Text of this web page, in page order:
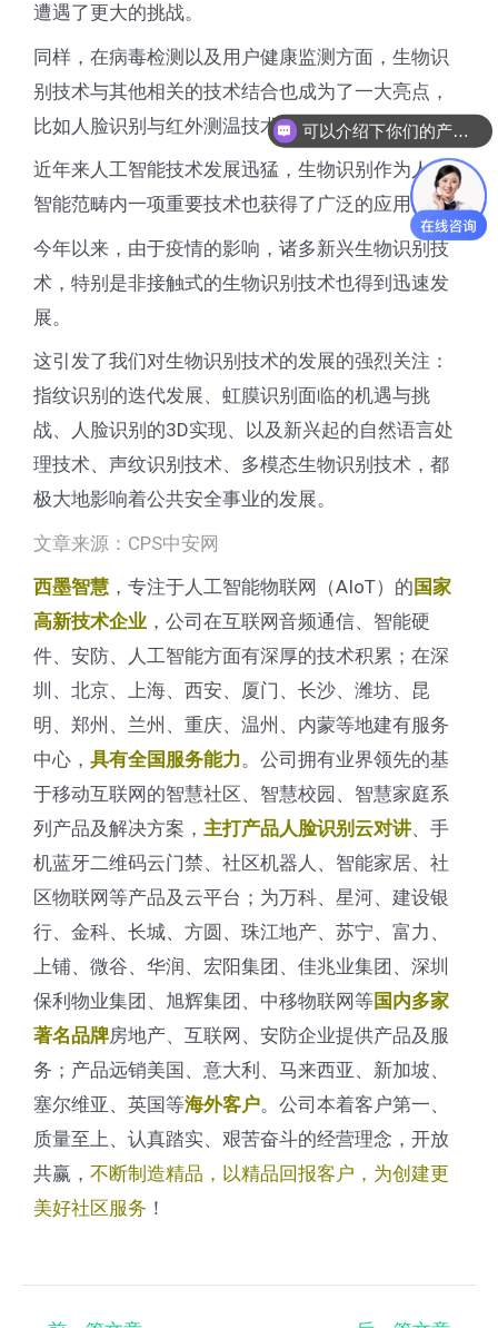
遭遇了更大的挑战。
同样，在病毒检测以及用户健康监测方面，生物识
别技术与其他相关的技术结合也成为了一大亮点，
比如人脸识别与红外测温技术的结合。
近年来人工智能技术发展迅猛，生物识别作为人工
智能范畴内一项重要技术也获得了广泛的应用。
今年以来，由于疫情的影响，诸多新兴生物识别技
术，特别是非接触式的生物识别技术也得到迅速发
展。
这引发了我们对生物识别技术的发展的强烈关注：
指纹识别的迭代发展、虹膜识别面临的机遇与挑
战、人脸识别的3D实现、以及新兴起的自然语言处
理技术、声纹识别技术、多模态生物识别技术，都
极大地影响着公共安全事业的发展。
文章来源：CPS中安网
西墨智慧 ，专注于人工智能物联网（AIoT）的 国家
高新技术企业 ，公司在互联网音频通信、智能硬
件、安防、人工智能方面有深厚的技术积累；在深
圳、北京、上海、西安、厦门、长沙、潍坊、昆
明、郑州、兰州、重庆、温州、内蒙等地建有服务
中心， 具有全国服务能力。公司拥有业界领先的基
于移动互联网的智慧社区、智慧校园、智慧家庭系
列产品及解决方案， 主打产品人脸识别云对讲、手
机蓝牙二维码云门禁、社区机器人、智能家居、社
区物联网等产品及云平台；为万科、星河、建设银
行、金科、长城、方圆、珠江地产、苏宁、富力、
上铺、微谷、华润、宏阳集团、佳兆业集团、深圳
保利物业集团、旭辉集团、中移物联网等国内多家
著名品牌房地产、互联网、安防企业提供产品及服
务；产品远销美国、意大利、马来西亚、新加坡、
塞尔维亚、英国等海外客户。公司本着客户第一、
质量至上、认真踏实、艰苦奋斗的经营理念，开放
共赢， 不断制造精品，以精品回报客户，为创建更
美好社区服务 ！
可以介绍下你们的产品么